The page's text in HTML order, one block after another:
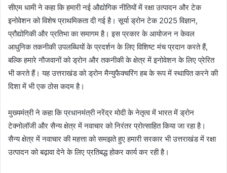
सीएम धामी ने कहा कि हमारी नई औद्योगिक नीतियों में रक्षा उत्पादन और टेक
इनोवेशन को विशेष प्राथमिकता दी गई है। सूर्या ड्रोन टेक 2025 विज्ञान,
प्रौद्योगिकी और प्रतिभा का समागम है। इस प्रकार के आयोजन न केवल
आधुनिक तकनीकी उपलब्धियों के प्रदर्शन के लिए विशिष्ट मंच प्रदान करते हैं,
बल्कि हमारे नौजवानों को ड्रोन और तकनीकी के क्षेत्र में इनोवेशन के लिए प्रेरित
भी करते हैं। यह उत्तराखंड को ड्रोन मैन्युफैक्चरिंग हब के रूप में स्थापित करने की
दिशा में भी एक ठोस कदम है।
मुख्यमंत्री ने कहा कि प्रधानमंत्री नरेंद्र मोदी के नेतृत्व में भारत में ड्रोन
टेक्नोलॉजी और सैन्य क्षेत्र में नवाचार को निरंतर प्रोत्साहित किया जा रहा है।
सैन्य क्षेत्र में नवाचार की महत्ता को समझते हुए हमारी सरकार भी उत्तराखंड में रक्षा
उत्पादन को बढ़ावा देने के लिए प्रतिबद्ध होकर कार्य कर रही है।